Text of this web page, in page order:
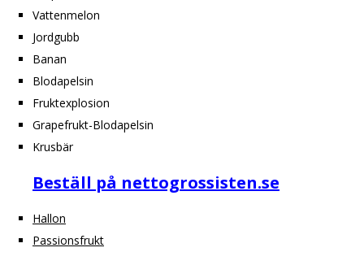
Vattenmelon
Jordgubb
Banan
Blodapelsin
Fruktexplosion
Grapefrukt-Blodapelsin
Krusbär
Beställ på nettogrossisten.se
Hallon
Passionsfrukt